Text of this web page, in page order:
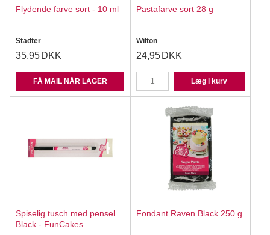
Flydende farve sort - 10 ml
Städter
35,95 DKK
FÅ MAIL NÅR LAGER
Pastafarve sort 28 g
Wilton
24,95 DKK
Læg i kurv
Spiselig tusch med pensel
Black - FunCakes
Fondant Raven Black 250 g